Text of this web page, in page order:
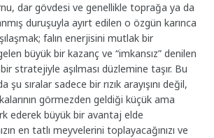
dar gövdesi ve genellikle toprağa ya da
duruşuyla ayırt edilen o özgün karınca
falın enerjisini mutlak bir
büyük bir kazanç ve “imkansız” denilen
stratejiyle aşılması düzlemine taşır. Bu
şu sıralar sadece bir rızık arayışını değil,
görmezden geldiği küçük ama
ederek büyük bir avantaj elde
en tatlı meyvelerini toplayacağınızı ve